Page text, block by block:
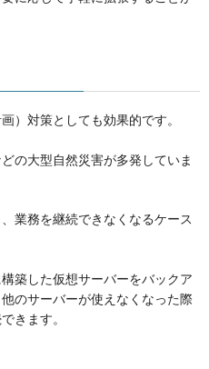
）対策としても効果的です。
の大型自然災害が多発していま
業務を継続できなくなるケース
築した仮想サーバーをバックア
のサーバーが使えなくなった際
きます。